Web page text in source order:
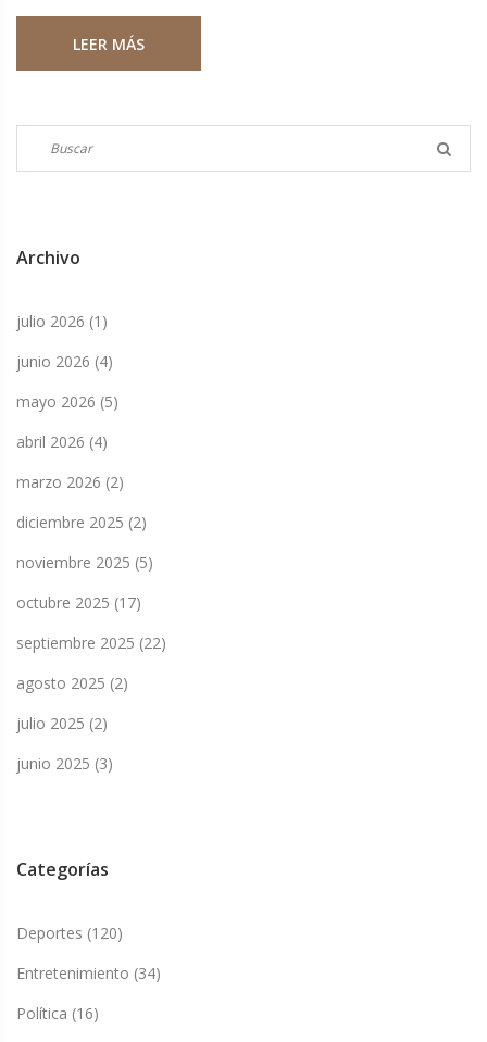
respetar la muerte del personaje en una franquicia donde
resurrecciones son comunes.
LEER MÁS
Archivo
julio 2026 (1)
junio 2026 (4)
mayo 2026 (5)
abril 2026 (4)
marzo 2026 (2)
diciembre 2025 (2)
noviembre 2025 (5)
octubre 2025 (17)
septiembre 2025 (22)
agosto 2025 (2)
julio 2025 (2)
junio 2025 (3)
Categorías
Deportes (120)
Entretenimiento (34)
Política (16)